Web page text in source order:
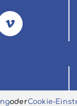
e.V.
oderCookie-